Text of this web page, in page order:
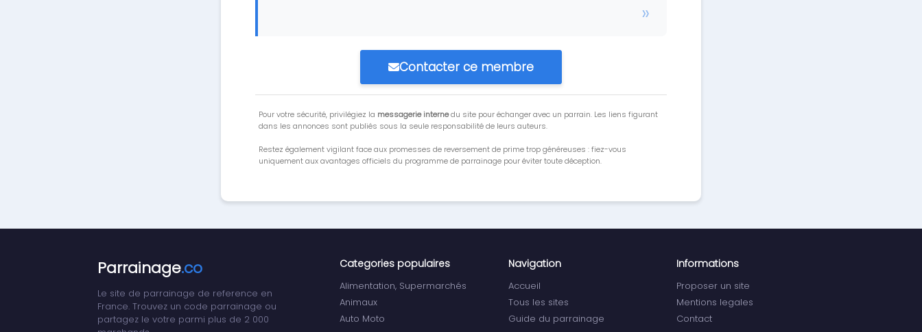
Contacter ce membre
Pour votre sécurité, privilégiez la messagerie internedu site pour échanger avec un parrain. Les liens figurant
dans les annonces sont publiés sous la seule responsabilité de leurs auteurs.
Restez également vigilant face aux promesses de reversement de prime trop généreuses : fiez-vous
uniquement aux avantages officiels du programme de parrainage pour éviter toute déception.
Parrainage.co
Le site de parrainage de reference en
France. Trouvez un code parrainage ou
partagez le votre parmi plus de 2 000
Categories populaires
Alimentation, Supermarchés
Animaux
Auto Moto
Navigation
Accueil
Tous les sites
Guide du parrainage
Informations
Proposer un site
Mentions legales
Contact